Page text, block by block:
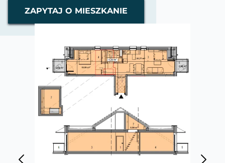
ZAPYTAJ O MIESZKANIE